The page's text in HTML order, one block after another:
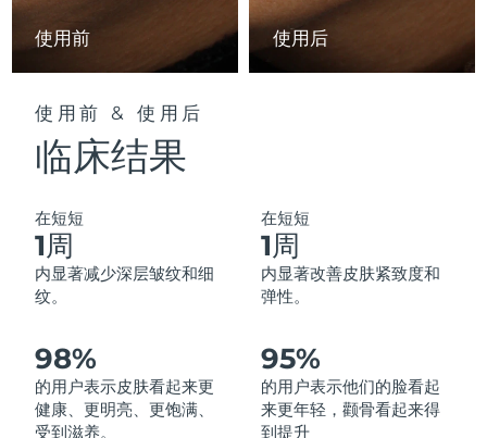
使用前 使用后
使用前 & 使用后
临床结果
在短短
1周
内显著减少深层皱纹和细
纹。
在短短
1周
内显著改善皮肤紧致度和
弹性。
98%
的用户表示皮肤看起来更
健康、更明亮、更饱满、
受到滋养。
95%
的用户表示他们的脸看起
来更年轻，颧骨看起来得
到提升
马来西亚 预计送达日期
马耳他
摩纳哥
荷兰
新西兰 预计送达日期8/10/26
阿曼 预计送达日期8/13/26